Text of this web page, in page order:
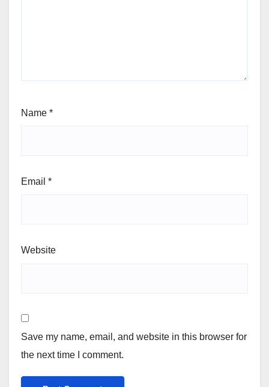
Name *
Email *
Website
Save my name, email, and website in this browser for
the next time I comment.